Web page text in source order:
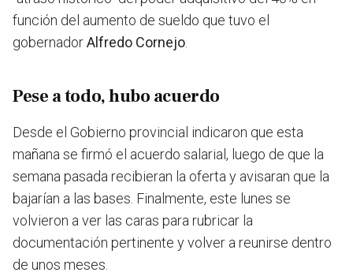
función del aumento de sueldo que tuvo el
gobernadorAlfredo Cornejo
Pese a todo, hubo acuerdo
Desde el Gobierno provincial indicaron que esta
mañana se firmó el acuerdo salarial, luego de que la
semana pasada recibieran la oferta y avisaran que la
bajarían a las bases. Finalmente, este lunes se
volvieron a ver las caras para rubricar la
documentación pertinente y volver a reunirse dentro
de unos meses.